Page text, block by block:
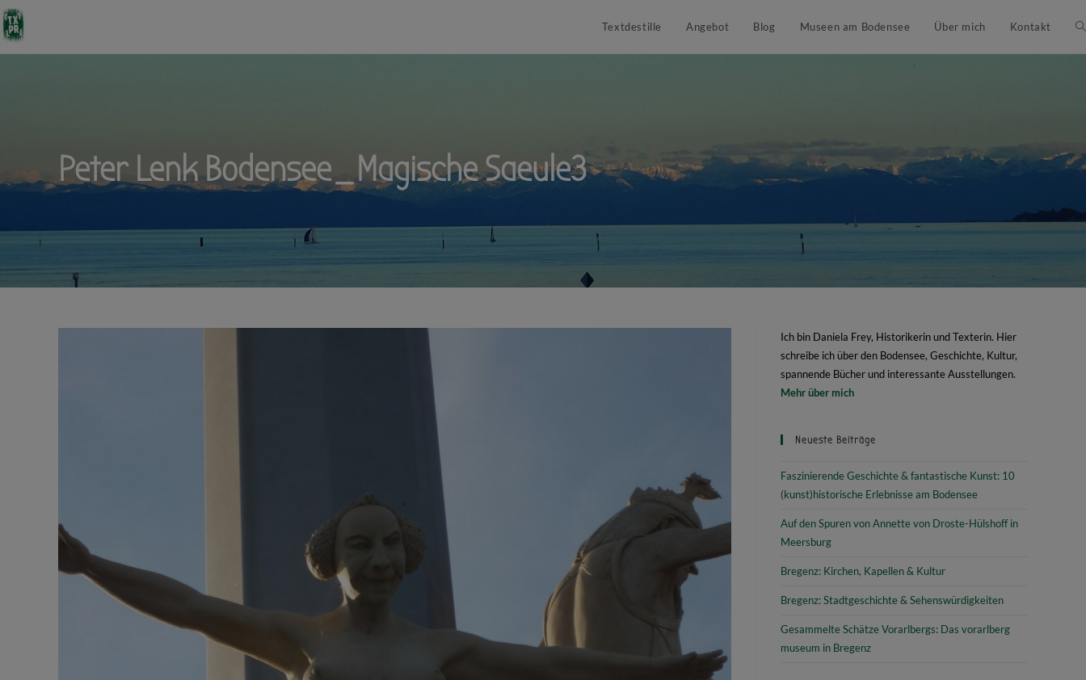
Textdestille Angebot Blog Museen am Bodensee Über mich Kontakt
Peter Lenk Bodensee_Magische Saeule3
Ich bin Daniela Frey, Historikerin und Texterin. Hier
schreibe ich über den Bodensee, Geschichte, Kultur,
spannende Bücher und interessante Ausstellungen.
Mehr über mich
Neueste Beiträge
Faszinierende Geschichte & fantastische Kunst: 10
(kunst)historische Erlebnisse am Bodensee
Auf den Spuren von Annette von Droste-Hülshoff in
Meersburg
Bregenz: Kirchen, Kapellen & Kultur
Bregenz: Stadtgeschichte & Sehenswürdigkeiten
Gesammelte Schätze Vorarlbergs: Das vorarlberg
museum in Bregenz